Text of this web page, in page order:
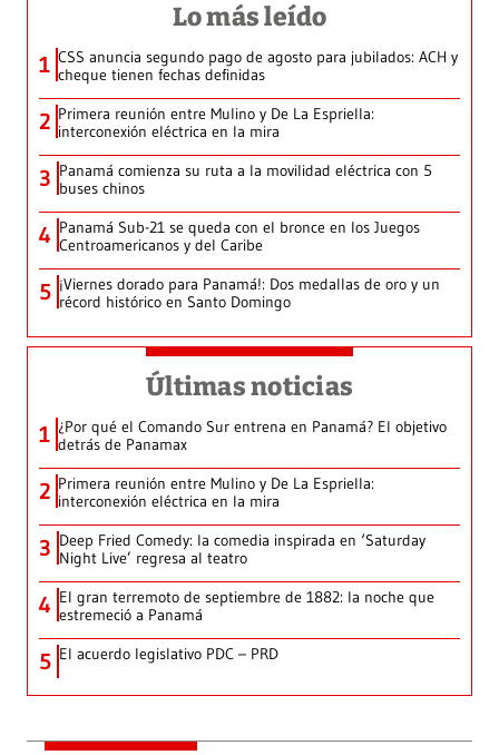
Lo más leído
1 CSS anuncia segundo pago de agosto para jubilados: ACH y
cheque tienen fechas definidas
2 Primera reunión entre Mulino y De La Espriella:
interconexión eléctrica en la mira
3 Panamá comienza su ruta a la movilidad eléctrica con 5
buses chinos
4 Panamá Sub-21 se queda con el bronce en los Juegos
Centroamericanos y del Caribe
5 ¡Viernes dorado para Panamá!: Dos medallas de oro y un
récord histórico en Santo Domingo
Últimas noticias
1 ¿Por qué el Comando Sur entrena en Panamá? El objetivo
detrás de Panamax
2 Primera reunión entre Mulino y De La Espriella:
interconexión eléctrica en la mira
3 Deep Fried Comedy: la comedia inspirada en ‘Saturday
Night Live’ regresa al teatro
4 El gran terremoto de septiembre de 1882: la noche que
estremeció a Panamá
5 El acuerdo legislativo PDC – PRD